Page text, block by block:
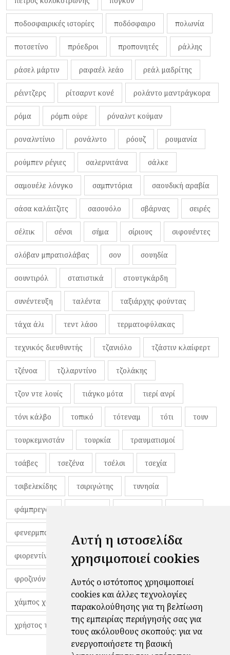
Αυτή η ιστοσελίδα
χρησιμοποιεί cookies
Αυτός ο ιστότοπος χρησιμοποιεί
cookies και άλλες τεχνολογίες
παρακολούθησης για τη βελτίωση
της εμπειρίας περιήγησής σας για
τους ακόλουθους σκοπούς: για να
ενεργοποιήσετε τη βασική
ποδοσφαιρικές ιστορίες ποδόσφαιρο πολωνία
ποτσετίνο πρόεδροι προπονητές ράλλης
ράσελ μάρτιν ραφαέλ λεάο ρεάλ μαδρίτης
ρέιντζερς ρίτσαρντ κονέ ρολάντο μαντράγκορα
ρόμα ρόμπι ούρε ρόναλντ κούμαν
ροναλντίνιο ρονάλντο ρόουζ ρουμανία
ρούμπεν ρέγιες σαλερνιτάνα σάλκε
σαμουέλε λόνγκο σαμπντόρια σαουδική αραβία
σάσα καλάιτζιτς σασουόλο σβάρνας σειρές
σέλτικ σένσι σήμα σίριους σιφουέντες
σλόβαν μπρατισλάβας σον σουηδία
σουντιρόλ στατιστικά στουτγκάρδη
συνέντευξη ταλέντα ταξιάρχης φούντας
τάχα άλι τεντ λάσο τερματοφύλακας
τεχνικός διευθυντής τζανιόλο τζάστιν κλαίφερτ
τζένοα τζιλαρντίνο τζολάκης
τζον ντε λουίς τιάγκο μότα τιερί ανρί
τόνι κάλβο τοπικό τότεναμ τότι τουν
τουρκεμνιστάν τουρκία τραυματισμοί
τσάβες τσεζένα τσέλσι τσεχία
τσιβελεκίδης τσιριγώτης τυνησία
φάμπρεγας
φενερμπαχτσέ φερνάντο τόρες φίλαθλοι
φιορεντίνα φιρμίνο φρανκ ντε μπουρ
φροζινόνε φωκικός χαβίτο
χάμπος χαραλάμπους χάρι πότερ
χρήστος τζόλης